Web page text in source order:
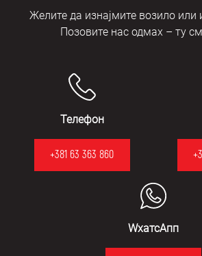
Желите да изнајмите возило
Позовите нас одмах – ту
Телефон
+381 63 363 860
WхатсАпп